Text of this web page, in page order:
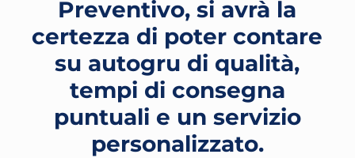
Preventivo, si avrà la
certezza di poter contare
su autogru di qualità,
tempi di consegna
puntuali e un servizio
personalizzato.